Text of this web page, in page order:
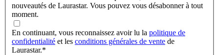
nouveautés de Laurastar. Vous pouvez vous désabonner à tout
moment.
En continuant, vous reconnaissez avoir lu la politique de
confidentialité et les conditions générales de vente de
Laurastar.*